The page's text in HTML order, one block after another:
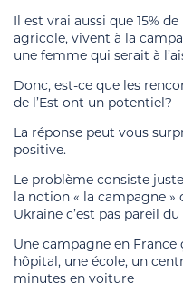
Il est vrai aussi que 15%
agricole, vivent à la
une femme qui serait à
Donc, est-ce que les
de l’Est ont un potentiel?
La réponse peut vous
positive.
Le problème consiste
la notion « la campagne »
Ukraine c’est pas pareil
Une campagne en
hôpital, une école, un
minutes en voiture